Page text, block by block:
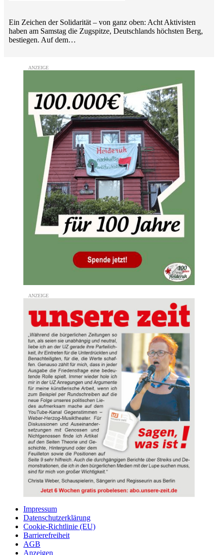
Ein Zeichen der Solidarität – von ganz oben: Acht Aktivisten
haben am Samstag die Zugspitze, Deutschlands höchsten Berg,
bestiegen. Auf dem…
Impressum
Datenschutzerklärung
Cookie-Richtlinie (EU)
Barrierefreiheit
AGB
Anzeigen